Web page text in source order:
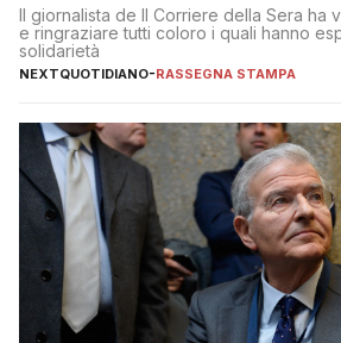
Il giornalista de Il Corriere della Sera ha
e ringraziare tutti coloro i quali hanno
solidarietà
NEXTQUOTIDIANO-RASSEGNA STAMPA